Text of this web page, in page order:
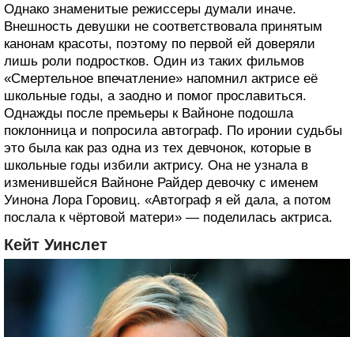
Однако знаменитые режиссеры думали иначе.
Внешность девушки не соответствовала принятым
канонам красоты, поэтому по первой ей доверяли
лишь роли подростков. Один из таких фильмов
«Смертельное впечатление» напомнил актрисе её
школьные годы, а заодно и помог прославиться.
Однажды после премьеры к Вайноне подошла
поклонница и попросила автограф. По иронии судьбы
это была как раз одна из тех девчонок, которые в
школьные годы избили актрису. Она не узнала в
изменившейся Вайноне Райдер девочку с именем
Уинона Лора Горовиц. «Автограф я ей дала, а потом
послала к чёртовой матери» — поделилась актриса.
Кейт Уинслет